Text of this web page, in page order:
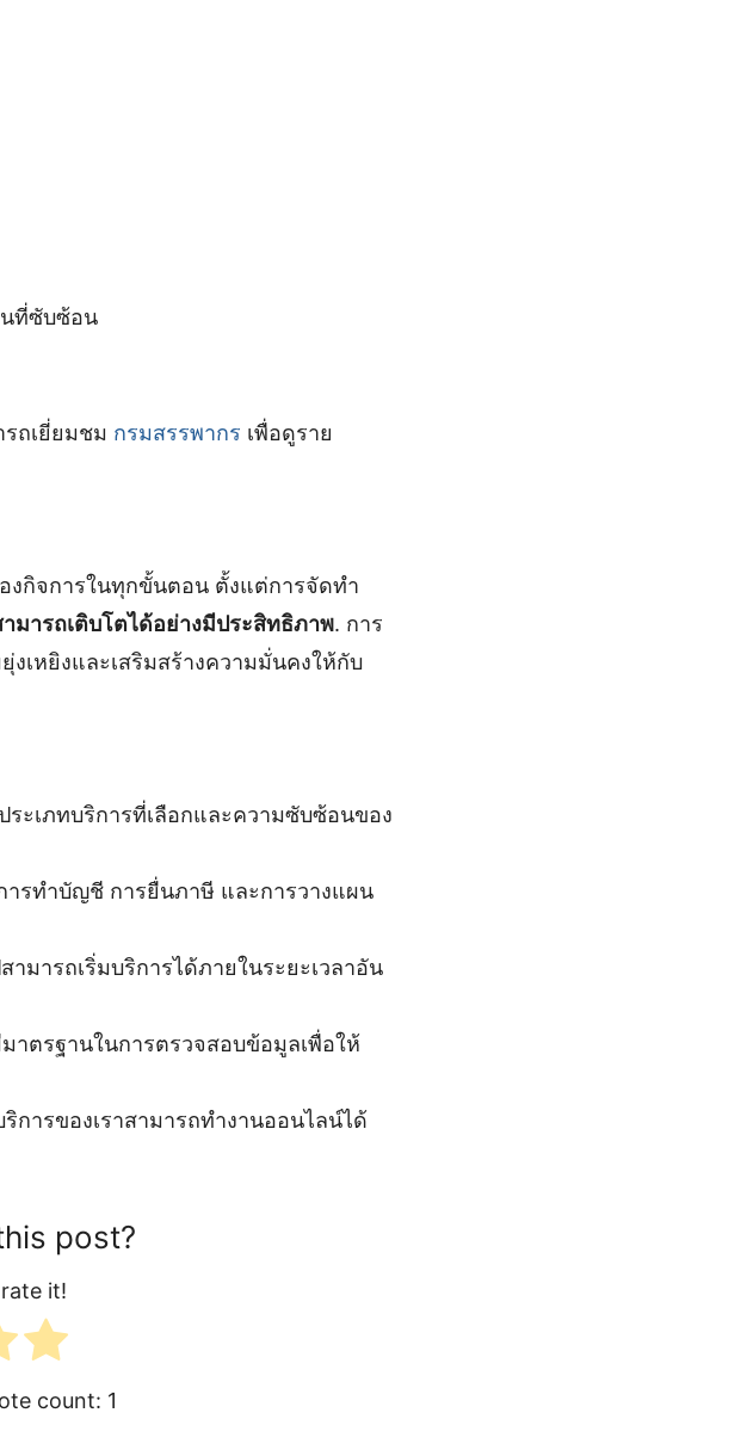
ที่ซับซ้อน
ถเยี่ยมชม กรมสรรพากร เพื่อดูราย
งกิจการในทุกขั้นตอน ตั้งแต่การจัดทำ
มารถเติบโตได้อย่างมีประสิทธิภาพ. การ
เหยิงและเสริมสร้างความมั่นคงให้กับ
ะเภทบริการที่เลือกและความซับซ้อนของ
ารทำบัญชี การยื่นภาษี และการวางแผน
มารถเริ่มบริการได้ภายในระยะเวลาอัน
าตรฐานในการตรวจสอบข้อมูลเพื่อให้
การของเราสามารถทำงานออนไลน์ได้
post?
it!
count: 1